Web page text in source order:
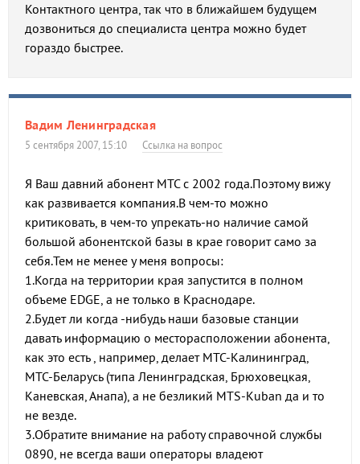
Контактного центра, так что в ближайшем будущем
дозвониться до специалиста центра можно будет
гораздо быстрее.
Вадим Ленинградская
5 сентября 2007, 15:10 Ссылка на вопрос
Я Ваш давний абонент МТС с 2002 года.Поэтому вижу
как развивается компания.В чем-то можно
критиковать, в чем-то упрекать-но наличие самой
большой абонентской базы в крае говорит само за
себя.Тем не менее у меня вопросы:
1.Когда на территории края запустится в полном
объеме EDGE, а не только в Краснодаре.
2.Будет ли когда -нибудь наши базовые станции
давать информацию о месторасположении абонента,
как это есть , например, делает МТС-Калининград,
МТС-Беларусь (типа Ленинградская, Брюховецкая,
Каневская, Анапа), а не безликий MTS-Kuban да и то
не везде.
3.Обратите внимание на работу справочной службы
0890, не всегда ваши операторы владеют